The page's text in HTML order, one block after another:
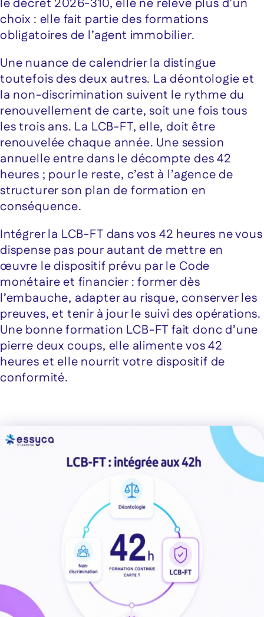
le décret 2026-310, elle ne relève plus d’un
choix : elle fait partie des formations
obligatoires de l’agent immobilier.
Une nuance de calendrier la distingue
toutefois des deux autres. La déontologie et
la non-discrimination suivent le rythme du
renouvellement de carte, soit une fois tous
les trois ans. La LCB-FT, elle, doit être
renouvelée chaque année. Une session
annuelle entre dans le décompte des 42
heures ; pour le reste, c’est à l’agence de
structurer son plan de formation en
conséquence.
Intégrer la LCB-FT dans vos 42 heures ne vous
dispense pas pour autant de mettre en
œuvre le dispositif prévu par le Code
monétaire et financier : former dès
l’embauche, adapter au risque, conserver les
preuves, et tenir à jour le suivi des opérations.
Une bonne formation LCB-FT fait donc d’une
pierre deux coups, elle alimente vos 42
heures et elle nourrit votre dispositif de
conformité.